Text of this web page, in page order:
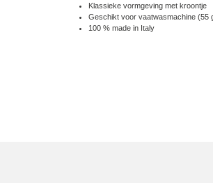
Klassieke vormgeving met kroontje
Geschikt voor vaatwasmachine (55
100 % made in Italy